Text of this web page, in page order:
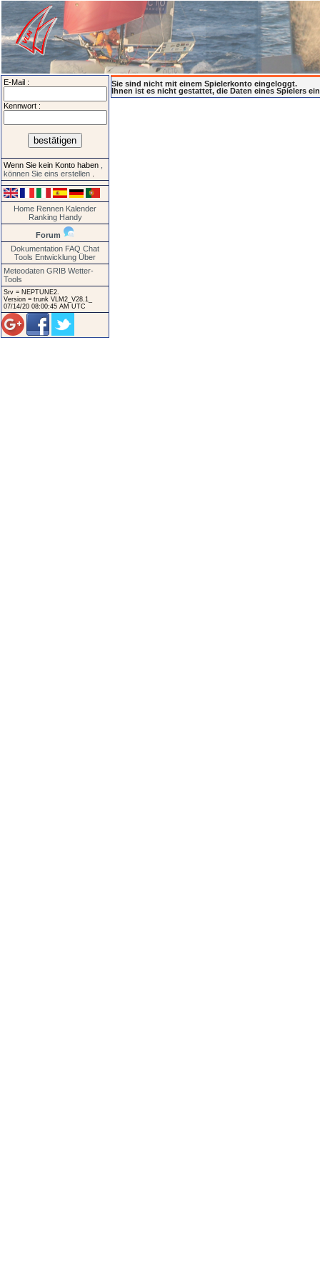
E-Mail :
Kennwort :
Wenn Sie kein Konto haben
können Sie eins erstellen
Home Rennen Kalender
Ranking Handy
Forum
Dokumentation FAQ Chat
Tools Entwicklung Über
Meteodaten GRIB Wetter-
Tools
Srv = NEPTUNE2.
Version = trunk VLM2_V28.1_
07/14/20 08:00:45 AM UTC
Sie sind nicht mit einem Spielerkonto eingeloggt.
Ihnen ist es nicht gestattet, die Daten eines Spielers